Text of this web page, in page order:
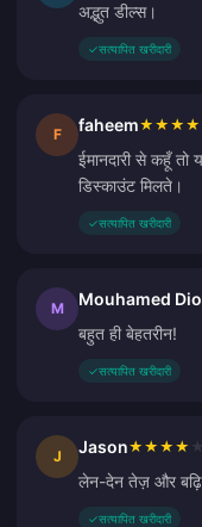
अद्भुत डील्स।
✓सत्यापित खरीदारी
F faheem★ ★ ★ ★
ईमानदारी से कहूँ
डिस्काउंट मिलते।
✓सत्यापित खरीदारी
M Mouhamed
बहुत ही बेहतरीन!
✓सत्यापित खरीदारी
J Jason★ ★ ★ ★
लेन-देन तेज़ और
✓सत्यापित खरीदारी